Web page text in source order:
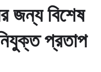
জন্য বিশেষ
প্রতাপ